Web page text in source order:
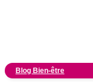
Blog Bien-être